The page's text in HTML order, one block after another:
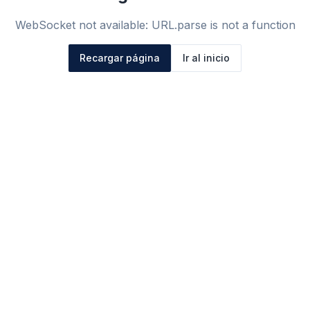
WebSocket not available: URL.parse is not a function
Recargar página Ir al inicio